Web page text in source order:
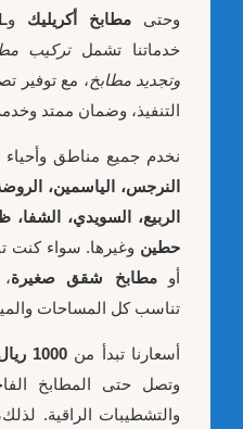
وحتى مطابخ أكريليك و
خدماتنا تشملتركيب
وتجديد مطابخ
التنفيذ، وضمان ممتد
نخدم جميع مناطق وأحياء
النرجس، الياسمين،
الربيع، السويدي، الشفا،
حطين وغيرها. سواء
أومطابخ شقق صغيرة
تناسب كل المساحات
أسعارنا تبدأ من 1000 ريال للمتر
وتصل حتى المطابخ
والتشطيبات الراقية.